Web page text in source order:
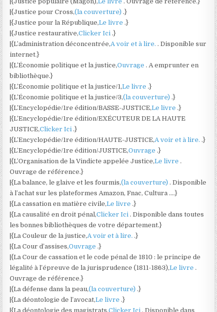
|{Justice pour Cross,(la couverture).}
|{Justice pour la République,Le livre.}
|{Justice restaurative,Clicker Ici.}
|{L’administration déconcentrée,A voir et à lire.. Disponible sur
internet.}
|{L’Économie politique et la justice,Ouvrage. A emprunter en
bibliothèque.}
|{L’Économie politique et la justice/1,Le livre.}
|{L’Économie politique et la justice/3,(la couverture).}
|{L’Encyclopédie/1re édition/BASSE-JUSTICE,Le livre.}
|{L’Encyclopédie/1re édition/EXÉCUTEUR DE LA HAUTE
JUSTICE,Clicker Ici.}
|{L’Encyclopédie/1re édition/HAUTE-JUSTICE,A voir et à lire..}
|{L’Encyclopédie/1re édition/JUSTICE,Ouvrage.}
|{L’Organisation de la Vindicte appelée Justice,Le livre.
Ouvrage de référence.}
|{La balance, le glaive et les fourmis,(la couverture). Disponible
à l’achat sur les plateformes Amazon, Fnac, Cultura ….}
|{La cassation en matière civile,Le livre.}
|{La causalité en droit pénal,Clicker Ici. Disponible dans toutes
les bonnes bibliothèques de votre département.}
|{La Couleur de la justice,A voir et à lire..}
|{La Cour d’assises,Ouvrage.}
|{La Cour de cassation et le code pénal de 1810 : le principe de
légalité à l’épreuve de la jurisprudence (1811-1863),Le livre.
Ouvrage de référence.}
|{La défense dans la peau,(la couverture).}
|{La déontologie de l’avocat,Le livre.}
|{La déontologie des magistrats,Clicker Ici . Disponible dans